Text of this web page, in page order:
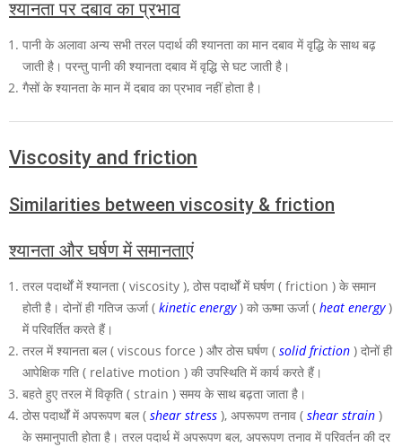
श्यानता पर दबाव का प्रभाव
पानी के अलावा अन्य सभी तरल पदार्थ की श्यानता का मान दबाव में वृद्धि के साथ बढ़
जाती है। परन्तु पानी की श्यानता दबाव में वृद्धि से घट जाती है।
गैसों के श्यानता के मान में दबाव का प्रभाव नहीं होता है।
Viscosity and friction
Similarities between viscosity & friction
श्यानता और घर्षण में समानताएं
तरल पदार्थों में श्यानता ( viscosity ), ठोस पदार्थों में घर्षण ( friction ) के समान
होती है। दोनों ही गतिज ऊर्जा ( kinetic energy) को ऊष्मा ऊर्जा ( heat energy)
में परिवर्तित करते हैं।
तरल में श्यानता बल ( viscous force ) और ठोस घर्षण ( solid friction ) दोनों ही
आपेक्षिक गति ( relative motion ) की उपस्थिति में कार्य करते हैं।
बहते हुए तरल में विकृति ( strain ) समय के साथ बढ़ता जाता है।
ठोस पदार्थों में अपरूपण बल ( shear stress ), अपरूपण तनाव ( shear strain )
के समानुपाती होता है। तरल पदार्थ में अपरूपण बल, अपरूपण तनाव में परिवर्तन की दर